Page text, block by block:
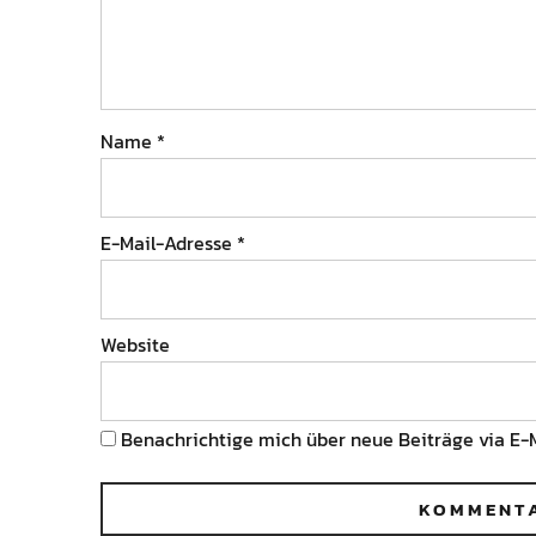
Name *
E-Mail-Adresse *
Website
Benachrichtige mich über neue Beiträge via E-